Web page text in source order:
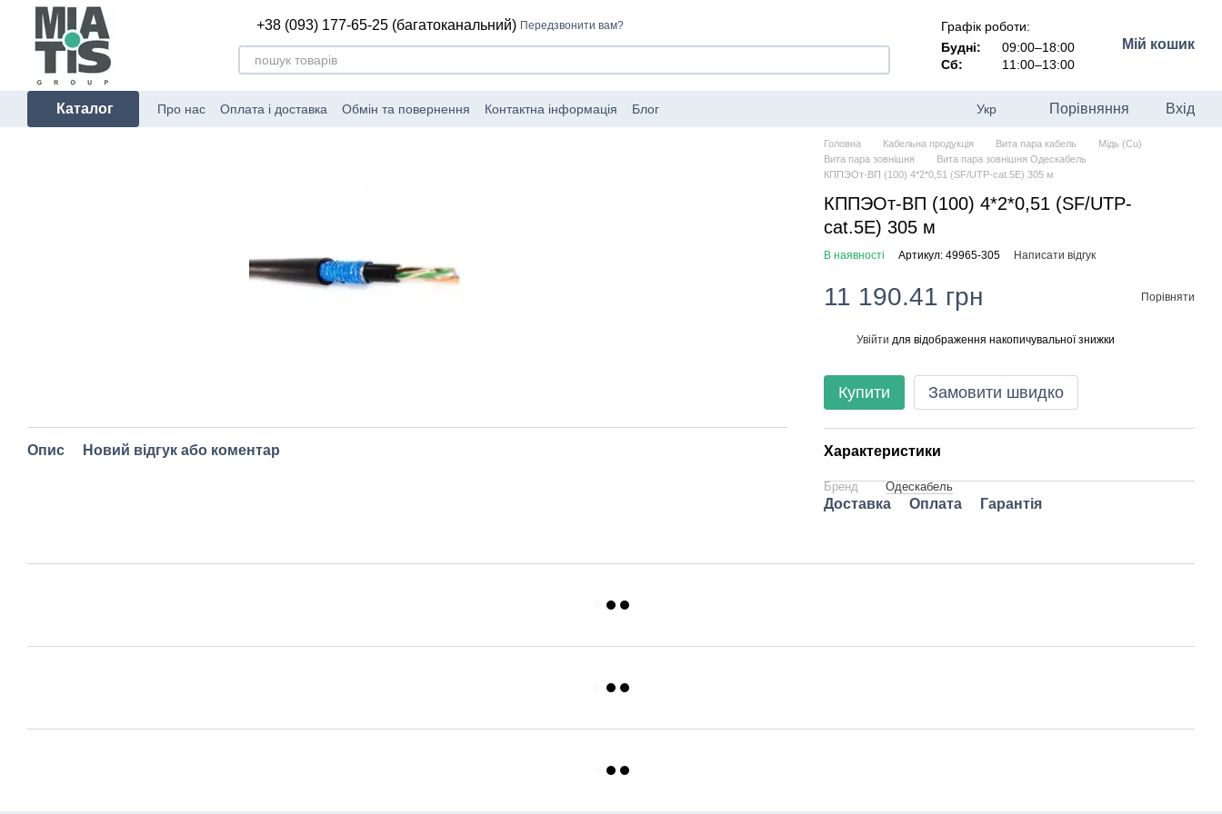
Перейти до основного контенту
+38 (093) 177-65-25 (багатоканальний) Передзвонити вам?
Графік роботи:
Будні:
09:00–18:00
Сб:
11:00–13:00
Мій кошик
Каталог Про нас Оплата і доставка Обмін та повернення Контактна інформація Блог Укр Порівняння Вхід
Опис Новий відгук або коментар
Головна Кабельна продукція Вита пара кабель
Мідь (Cu)
Вита пара зовнішня
Вита пара зовнішня Одескабель
КППЭОт-ВП (100) 4*2*0,51 (SF/UTP-cat.5E) 305 м
КППЭОт-ВП (100) 4*2*0,51 (SF/UTP-
cat.5E) 305 м
В наявності Артикул: 49965-305 Написати відгук
11 190.41 грн Порівняти
Увійти для відображення накопичувальної знижки
Купити Замовити швидко
Характеристики
Бренд Одескабель
Доставка Оплата Гарантія